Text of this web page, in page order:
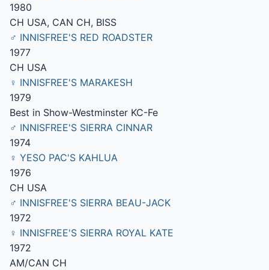
1980
CH USA, CAN CH, BISS
♂ INNISFREE'S RED ROADSTER
1977
CH USA
♀ INNISFREE'S MARAKESH
1979
Best in Show-Westminster KC-Fe
♂ INNISFREE'S SIERRA CINNAR
1974
♀ YESO PAC'S KAHLUA
1976
CH USA
♂ INNISFREE'S SIERRA BEAU-JACK
1972
♀ INNISFREE'S SIERRA ROYAL KATE
1972
AM/CAN CH